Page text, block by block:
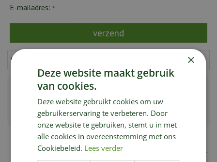
E-mailadres: *
Groot aanbod bijzondere & zeldzame planten
Planten van de hoogste kwaliteit
Omschrijving
×
Deze website maakt gebruik
van cookies.
Deze website gebruikt cookies om uw
gebruikerservaring te verbeteren. Door
onze website te gebruiken, stemt u in met
alle cookies in overeenstemming met ons
Cookiebeleid. Lees verder